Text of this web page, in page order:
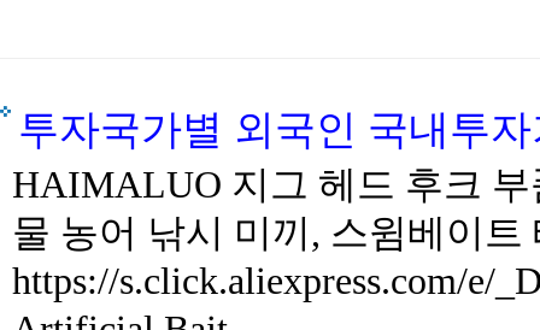
투자국가별 외국인 국내투
HAIMALUO 지그 헤드 후크
물 농어 낚시 미끼, 스윔베이
https://s.click.aliexpress.com/e/